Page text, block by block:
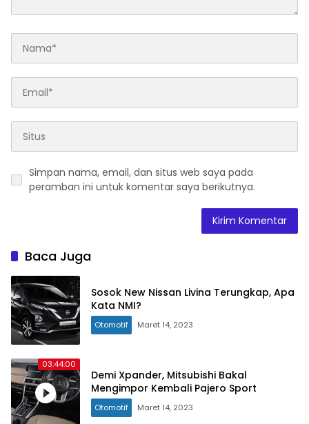
Simpan nama, email, dan situs web saya pada
peramban ini untuk komentar saya berikutnya.
Baca Juga
Sosok New Nissan Livina Terungkap, Apa
Kata NMI?
Otomotif Maret 14, 2023
03:44:00
Demi Xpander, Mitsubishi Bakal
Mengimpor Kembali Pajero Sport
Otomotif Maret 14, 2023